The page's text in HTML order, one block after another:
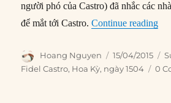
người phó của Castro) đã nhắc các
để mắt tới Castro.Continue reading
Author
Hoang Nguyen
Posted
on
15/04/2015
Fidel Castro, Hoa Kỳ, ngày 1504 0